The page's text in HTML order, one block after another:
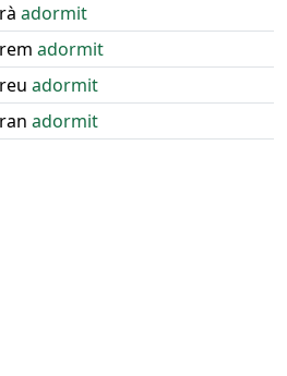
adormit
adormit
adormit
adormit